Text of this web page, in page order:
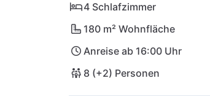
4 Schlafzimmer
180 m² Wohnfläche
Anreise ab 16:00 Uhr
8 (+2) Personen